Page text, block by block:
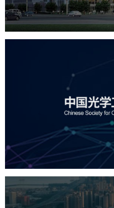
中国光
机构组织 国企 品牌官